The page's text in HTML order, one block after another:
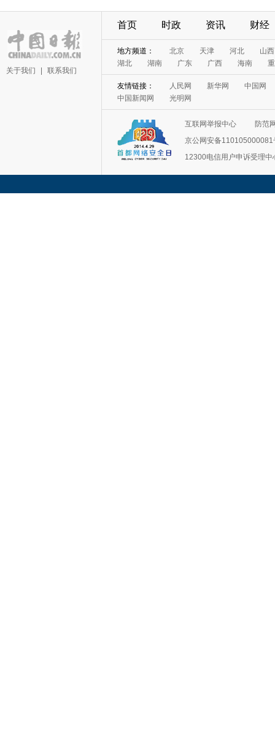
关于我们 联系我们
首页 时政 资讯 财经
地方频道： 北京 天津 河北
山西
湖北
湖南 广东 广西 海南
友情链接： 人民网 新华网
中国网
中国新闻网
光明网
互联网举报中心
防范
京公网安备110105000081
12300电信用户申诉受理中